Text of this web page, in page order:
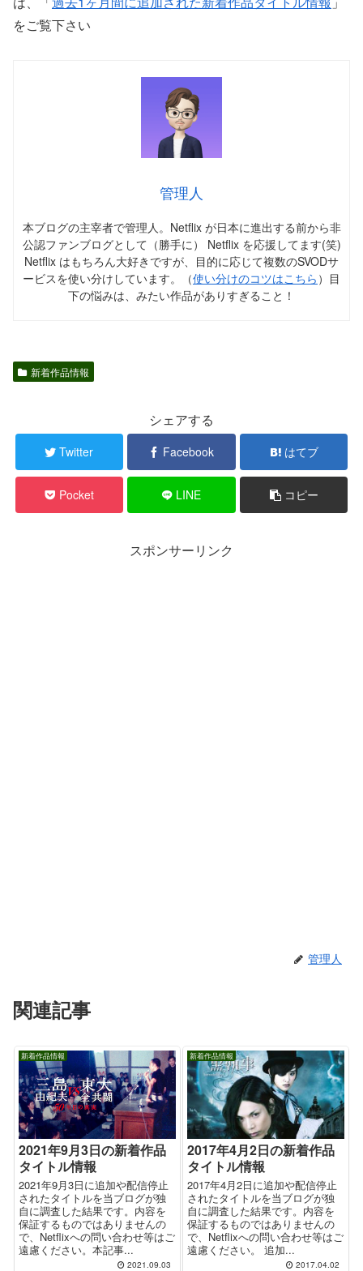
をご覧下さい
管理人
本ブログの主宰者で管理人。Netflix が日本に進出する前から非
公認ファンブログとして（勝手に） Netflix を応援してます(笑)
Netflix はもちろん大好きですが、目的に応じて複数のSVODサ
ービスを使い分けしています。（使い分けのコツはこちら ）目
下の悩みは、みたい作品がありすぎること！
新着作品情報
シェアする
Twitter Facebook はてブ
Pocket LINE コピー
スポンサーリンク
管理人
関連記事
新着作品情報
2021年9月3日の新着作品
タイトル情報
2021年9月3日に追加や配信停止
されたタイトルを当ブログが独
自に調査した結果です。内容を
保証するものではありませんの
で、Netflixへの問い合わせ等はご
遠慮ください。本記事...
2021.09.03
新着作品情報
2017年4月2日の新着作品
タイトル情報
2017年4月2日に追加や配信停止
されたタイトルを当ブログが独
自に調査した結果です。内容を
保証するものではありませんの
で、Netflixへの問い合わせ等はご
遠慮ください。 追加...
2017.04.02